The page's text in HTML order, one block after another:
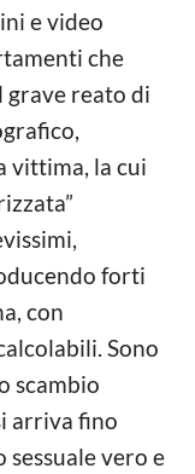
e video
che
grave reato di
vittima, la cui
forti
con
Sono
scambio
arriva fino
sessuale vero e